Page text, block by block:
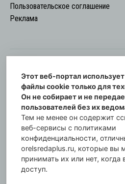
Пользовательское соглашение
Реклама
© Информационный
Орловская cреда-плюс,
Свидетельство о
00254 от 29 октября 2013 г.
Газета зарегистрирована
Федеральной службы по
информационных
коммуникаций по
Главный редактор: Татьяна
Этот веб-портал
файлы cookie только для
Он не собирает и не
пользователей без их
Тем не менее он содержит
веб-сервисы с политиками
конфиденциальности,
orelsredaplus.ru, которые вы
принимать их или нет, когда
доступ.